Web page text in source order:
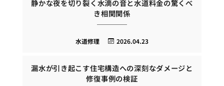
静かな夜を切り裂く水滴の音と水道料金の驚くべ
き相関関係
2026.04.23
水道修理
漏水が引き起こす住宅構造への深刻なダメージと
修復事例の検証